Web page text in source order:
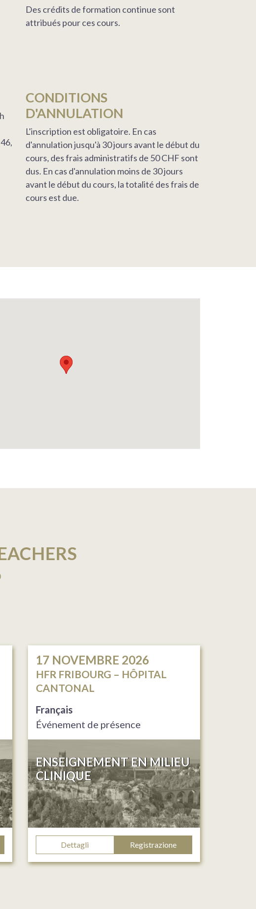
Des crédits de formation continue sont
attribués pour ces cours.
CONDITIONS
D'ANNULATION
L'inscription est obligatoire. En cas
d'annulation jusqu'à 30 jours avant le début du
cours, des frais administratifs de 50 CHF sont
dus. En cas d'annulation moins de 30 jours
avant le début du cours, la totalité des frais de
cours est due.
17 NOVEMBRE 2026
HFR FRIBOURG – HÔPITAL
CANTONAL
Français
Événement de présence
ENSEIGNEMENT EN MILIEU
CLINIQUE
Dettagli Registrazione